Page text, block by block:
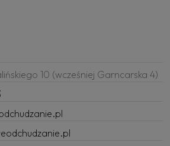
10 (wcześniej Garncarska 4)